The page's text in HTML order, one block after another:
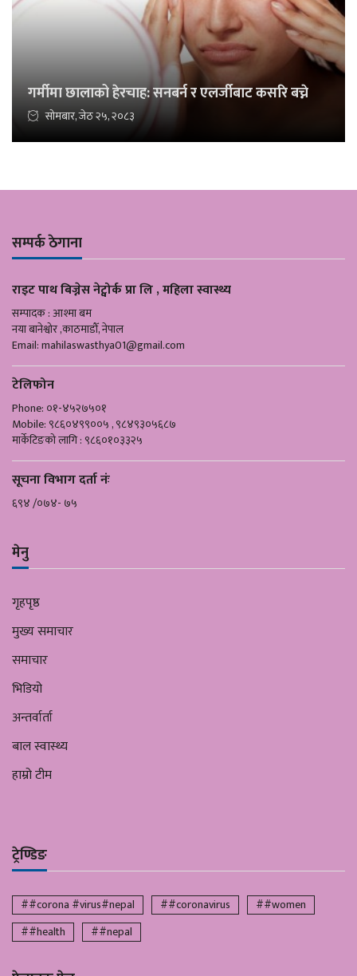
गर्मीमा छालाको हेरचाह: सनबर्न र एलर्जीबाट कसरि बच्ने
सोमबार, जेठ २५, २०८३
सम्पर्क ठेगाना
राइट पाथ बिज्नेस नेट्वोर्क प्रा लि , महिला स्वास्थ्य
सम्पादक : आश्मा बम
नया बानेश्वोर ,काठमाडौँ, नेपाल
Email:mahilaswasthya01@gmail.com
टेलिफोन
Phone: ०१-४५२७५०१
Mobile: ९८६०४९९००५ , ९८४९३०५६८७
मार्केटिङको लागि : ९८६०१०३३२५
सूचना विभाग दर्ता नंः
६९४ /०७४- ७५
मेनु
गृहपृष्ठ
मुख्य समाचार
समाचार
भिडियो
अन्तर्वार्ता
बाल स्वास्थ्य
हाम्रो टीम
ट्रेण्डिङ
##corona #virus#nepal ##coronavirus
##women
##health
##nepal